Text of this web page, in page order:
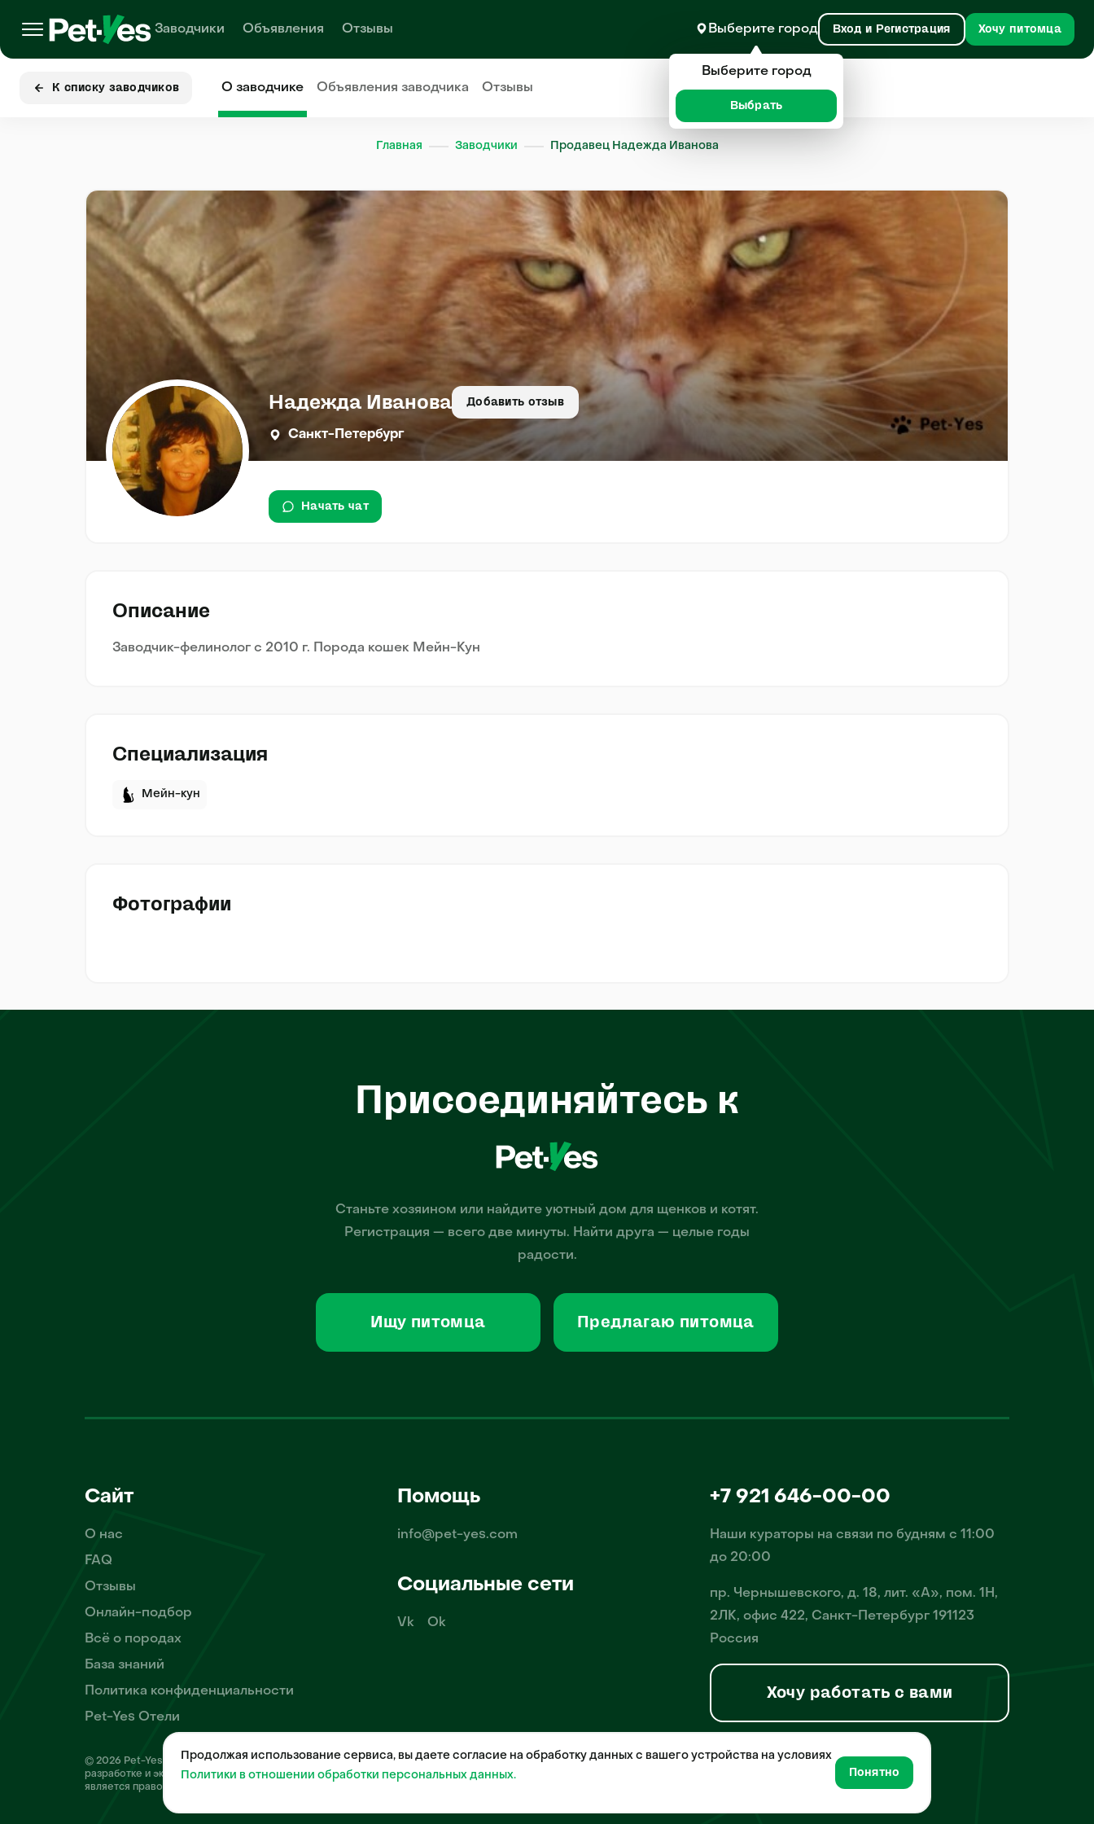
Заводчики Объявления Отзывы Выберите город Вход и Регистрация Хочу питомца
К списку заводчиков О заводчике Объявлениязаводчика Отзывы
Главная Заводчики Продавец Надежда Иванова
Надежда Иванова Добавить отзыв
Санкт-Петербург
Начать чат
Описание
Заводчик-фелинолог с 2010 г. Порода кошек Мейн-Кун
Специализация
Мейн-кун
Фотографии
Присоединяйтесь к
Станьте хозяином или найдите уютный дом для щенков и котят.
Регистрация — всего две минуты. Найти друга — целые годы
радости.
Ищу питомца Предлагаю питомца
Сайт
О нас
FAQ
Отзывы
Онлайн-подбор
Всё о породах
База знаний
Политика конфиденциальности
Pet-Yes Отели
Помощь
info@pet-yes.com
Социальные сети
Vk Ok
+7 921 646-00-00
Наши кураторы на связи по будням с 11:00
до 20:00
пр. Чернышевского, д. 18, лит. «А», пом. 1Н,
2ЛК, офис 422, Санкт-Петербург 191123
Россия
Хочу работать с вами
© 2026 Pet-Yes. ООО «Биржа домашних животных «Пет-Ес» осуществляет деятельность в области информационных технологий, деятельность по
разработке и эксплуатации собственного программного обеспечения, деятельность порталов в информационно-коммуникационной сети Интернет и
является правообладателем программы для ЭВМ – «Биржа домашних животных», свидетельство о регистрации №2021612018 от 10 февраля 2021 года.
Продолжая использование сервиса, вы даете согласие на обработку данных с вашего устройства на условиях
Политики в отношении обработки персональных данных.
Понятно
Выберите город
Выбрать